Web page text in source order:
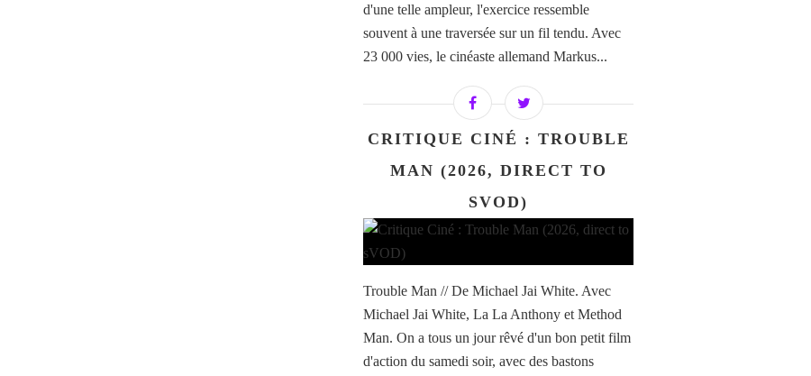
d'une telle ampleur, l'exercice ressemble
souvent à une traversée sur un fil tendu. Avec
23 000 vies, le cinéaste allemand Markus...
CRITIQUE CINÉ : TROUBLE
MAN (2026, DIRECT TO
SVOD)
Trouble Man // De Michael Jai White. Avec
Michael Jai White, La La Anthony et Method
Man. On a tous un jour rêvé d'un bon petit film
d'action du samedi soir, avec des bastons